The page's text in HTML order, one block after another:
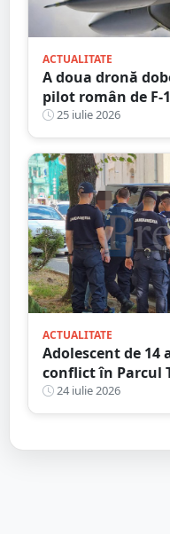
ACTUALITATE
A doua dronă
pilot român de
țintă aeriană în
25 iulie 2026
ACTUALITATE
Adolescent de
conflict în Parcul
a deschis dosar
24 iulie 2026